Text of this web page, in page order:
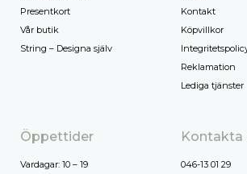
Presentkort
Vår butik
String – Designa själv
Kontakt
Köpvillkor
Reklamation
Lediga tjänster
Öppettider
Vardagar: 10 – 19
Kontakta
046-13 01 29